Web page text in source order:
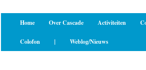
Home Over Cascade Activiteiten
Colofon | Weblog/Nieuws